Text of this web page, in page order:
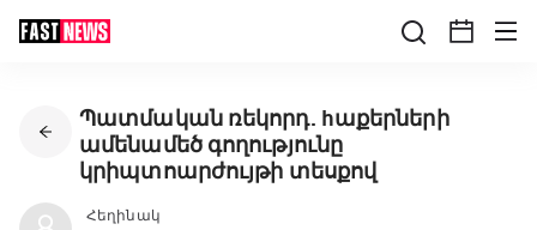
Պատմական ռեկորդ. hաքերների
ամենամեծ գողությունը
կրիպտոարժույթի տեսքով
Հեղինակ